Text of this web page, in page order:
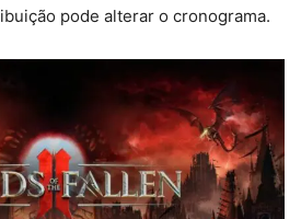
pode alterar o cronograma.